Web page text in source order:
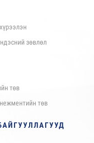
зөвлөл
төв
төв